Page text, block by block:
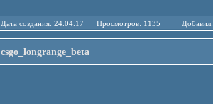
Дата создания: 24.04.17 Просмотров: 1135 Добавил:
csgo_longrange_beta